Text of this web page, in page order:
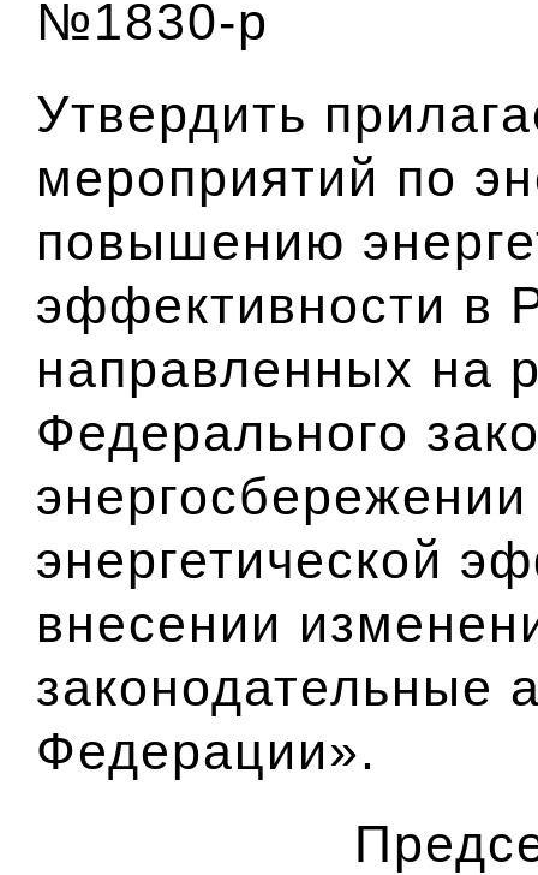
№1830-р
Утвердить
мероприятий по
повышению
эффективности в
направленных на
Федерального
энергетической
внесении
законодательные
Федерации».